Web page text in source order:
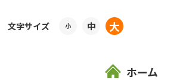
小 中 大
ホーム